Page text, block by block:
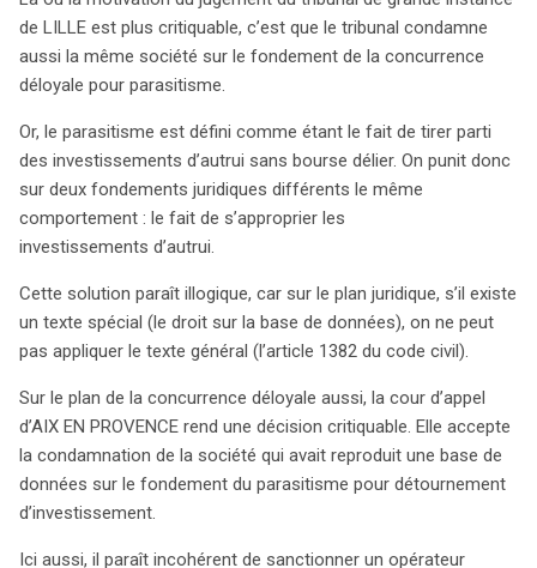
de LILLE est plus critiquable, c’est que le tribunal condamne
aussi la même société sur le fondement de la concurrence
déloyale pour parasitisme.
Or, le parasitisme est défini comme étant le fait de tirer parti
des investissements d’autrui sans bourse délier. On punit donc
sur deux fondements juridiques différents le même
comportement : le fait de s’approprier les
investissements d’autrui.
Cette solution paraît illogique, car sur le plan juridique, s’il existe
un texte spécial (le droit sur la base de données), on ne peut
pas appliquer le texte général (l’article 1382 du code civil).
Sur le plan de la concurrence déloyale aussi, la cour d’appel
d’AIX EN PROVENCE rend une décision critiquable. Elle accepte
la condamnation de la société qui avait reproduit une base de
données sur le fondement du parasitisme pour détournement
d’investissement.
Ici aussi, il paraît incohérent de sanctionner un opérateur